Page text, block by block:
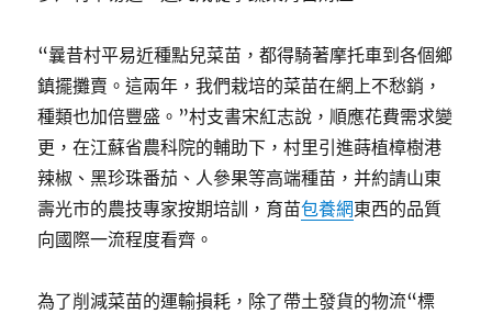
“曩昔村平易近種點兒菜苗，都得騎著摩托車到各個鄉
鎮擺攤賣。這兩年，我們栽培的菜苗在網上不愁銷，
種類也加倍豐盛。”村支書宋紅志說，順應花費需求變
更，在江蘇省農科院的輔助下，村里引進蒔植樟樹港
辣椒、黑珍珠番茄、人參果等高端種苗，并約請山東
壽光市的農技專家按期培訓，育苗包養網東西的品質
向國際一流程度看齊。
為了削減菜苗的運輸損耗，除了帶土發貨的物流“標